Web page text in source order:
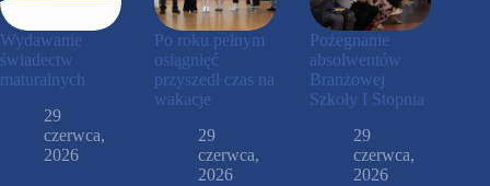
Wydawanie
świadectw
maturalnych
29
czerwca,
2026
Po roku pełnym
osiągnięć
przyszedł czas na
wakacje
29
czerwca,
2026
Pożegnanie
absolwentów
Branżowej
Szkoły I Stopnia
29
czerwca,
2026